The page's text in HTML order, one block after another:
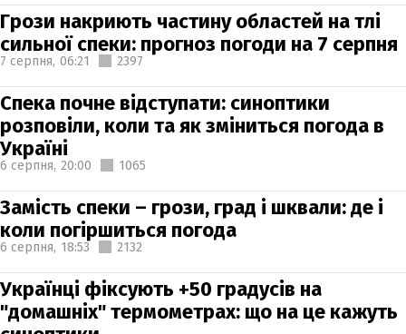
Грози накриють частину областей на тлі
сильної спеки: прогноз погоди на 7 серпня
7 серпня, 06:21 2397
Спека почне відступати: синоптики
розповіли, коли та як зміниться погода в
Україні
6 серпня, 20:00 1065
Замість спеки – грози, град і шквали: де і
коли погіршиться погода
6 серпня, 18:53 2132
Українці фіксують +50 градусів на
"домашніх" термометрах: що на це кажуть